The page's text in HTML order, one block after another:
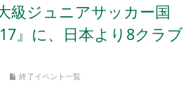
級ジュニアサッカー国
』に、日本より8クラブ
終了イベント一覧